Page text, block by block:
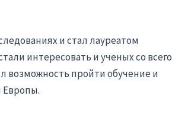
и стал лауреатом
интересовать и ученых со всего
возможность пройти обучение и
Европы.